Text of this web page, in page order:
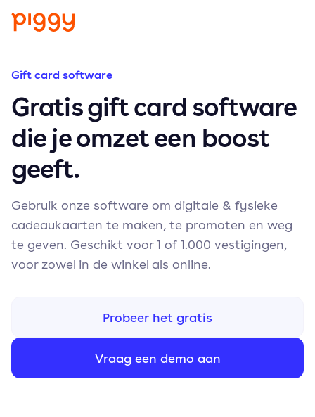
Gift card software
Gratis gift card software
die je omzet een boost
geeft.
Gebruik onze software om digitale & fysieke
cadeaukaarten te maken, te promoten en weg
te geven. Geschikt voor 1 of 1.000 vestigingen,
voor zowel in de winkel als online.
Vraag een demo aan
Probeer het gratis